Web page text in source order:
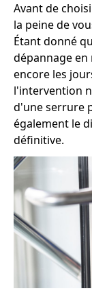
Avant de
la peine de
Étant donné
dépannage en
encore les
l'intervention
d'une serrure
également le
définitive.